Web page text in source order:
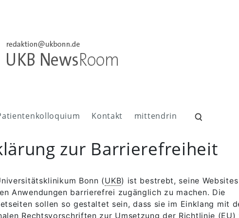
Kontakt mittendrin
Suchen
zur Barrierefreiheit
Bonn (UKB) ist bestrebt, seine Websites
Anwendungen barrierefrei zugänglich zu machen. Die
sollen so gestaltet sein, dass sie im Einklang mit
Rechtsvorschriften zur Umsetzung der Richtlinie (EU)